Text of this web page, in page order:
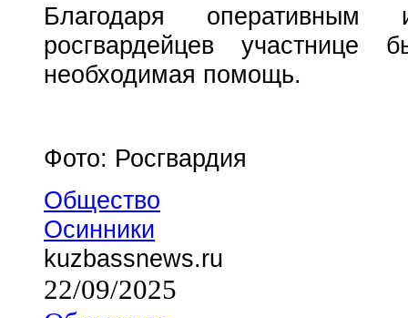
Благодаря
росгвардейцев участнице
необходимая помощь.
Фото: Росгвардия
Общество
Осинники
kuzbassnews.ru
22/09/2025